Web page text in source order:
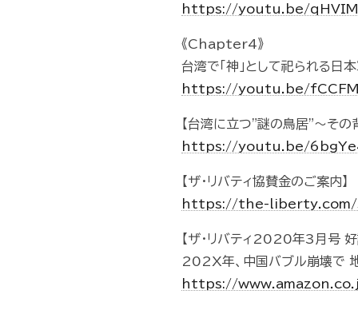
https://youtu.be/
《Chapter4》
台湾で「神」として祀られる日
https://youtu.be/
【台湾に立つ"謎の鳥居"〜その
https://youtu.be/
【ザ・リバティ協賛金のご案内】
https://the-
【ザ・リバティ2020年3月号 好
202X年、中国バブル崩壊で
https://